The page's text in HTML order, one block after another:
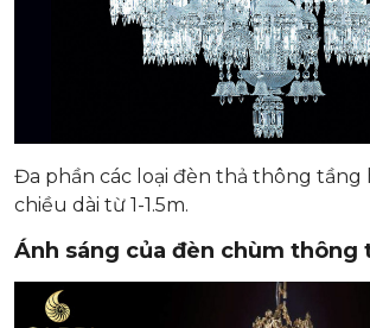
Đa phần các loại đèn thả thông tầng
chiều dài từ 1-1.5m.
Ánh sáng của đèn chùm thông